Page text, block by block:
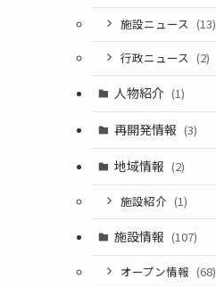
施設ニュース (13)
行政ニュース (2)
人物紹介 (1)
再開発情報 (3)
地域情報 (2)
施設紹介 (1)
施設情報 (107)
オープン情報 (68)